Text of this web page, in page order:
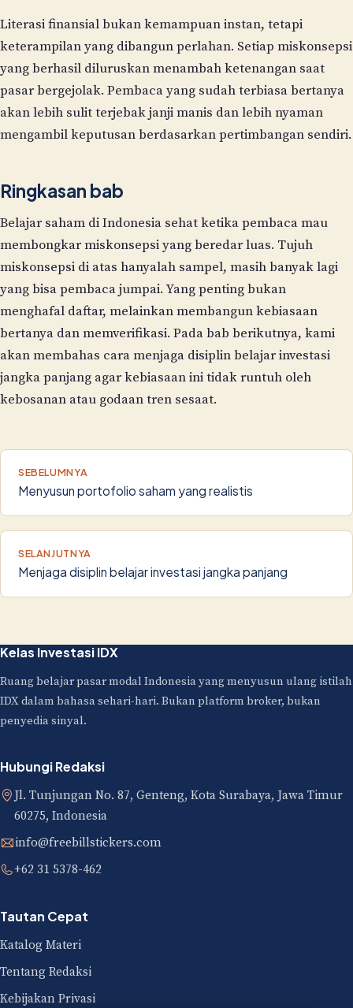
Literasi finansial bukan kemampuan instan, tetapi
keterampilan yang dibangun perlahan. Setiap miskonsepsi
yang berhasil diluruskan menambah ketenangan saat
pasar bergejolak. Pembaca yang sudah terbiasa bertanya
akan lebih sulit terjebak janji manis dan lebih nyaman
mengambil keputusan berdasarkan pertimbangan sendiri.
Ringkasan bab
Belajar saham di Indonesia sehat ketika pembaca mau
membongkar miskonsepsi yang beredar luas. Tujuh
miskonsepsi di atas hanyalah sampel, masih banyak lagi
yang bisa pembaca jumpai. Yang penting bukan
menghafal daftar, melainkan membangun kebiasaan
bertanya dan memverifikasi. Pada bab berikutnya, kami
akan membahas cara menjaga disiplin belajar investasi
jangka panjang agar kebiasaan ini tidak runtuh oleh
kebosanan atau godaan tren sesaat.
SEBELUMNYA
Menyusun portofolio saham yang realistis
SELANJUTNYA
Menjaga disiplin belajar investasi jangka panjang
Kelas Investasi IDX
Ruang belajar pasar modal Indonesia yang menyusun ulang istilah
IDX dalam bahasa sehari-hari. Bukan platform broker, bukan
penyedia sinyal.
Hubungi Redaksi
Jl. Tunjungan No. 87, Genteng, Kota Surabaya, Jawa Timur
60275, Indonesia
info@freebillstickers.com
+62 31 5378-462
Tautan Cepat
Katalog Materi
Tentang Redaksi
Kebijakan Privasi